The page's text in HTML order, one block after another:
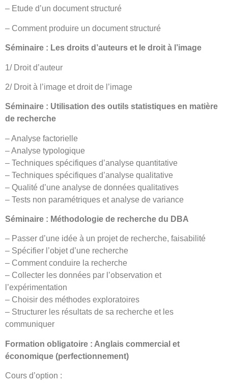
– Etude d’un document structuré
– Comment produire un document structuré
Séminaire : Les droits d’auteurs et le droit à l’image
1/ Droit d’auteur
2/ Droit à l’image et droit de l’image
Séminaire : Utilisation des outils statistiques en matière
de recherche
– Analyse factorielle
– Analyse typologique
– Techniques spécifiques d’analyse quantitative
– Techniques spécifiques d’analyse qualitative
– Qualité d’une analyse de données qualitatives
– Tests non paramétriques et analyse de variance
Séminaire : Méthodologie de recherche du DBA
– Passer d’une idée à un projet de recherche, faisabilité
– Spécifier l’objet d’une recherche
– Comment conduire la recherche
– Collecter les données par l’observation et
l’expérimentation
– Choisir des méthodes exploratoires
– Structurer les résultats de sa recherche et les
communiquer
Formation obligatoire : Anglais commercial et
économique (perfectionnement)
Cours d’option :